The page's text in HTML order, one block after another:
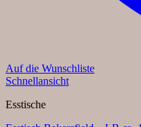
Auf die Wunschliste
Schnellansicht
Esstische